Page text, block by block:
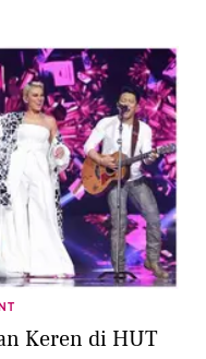
Keren di HUT